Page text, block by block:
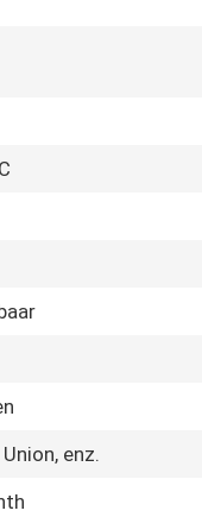
enz.